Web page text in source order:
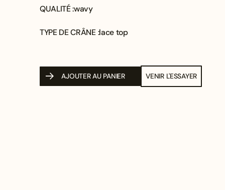
QUALITÉ :wavy
TYPE DE CRÂNE :lace top
AJOUTER AU PANIER VENIR L'ESSAYER